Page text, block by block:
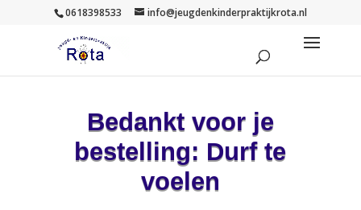
0618398533 info@jeugdenkinderpraktijkrota.nl
Bedankt voor je
bestelling: Durf te
voelen